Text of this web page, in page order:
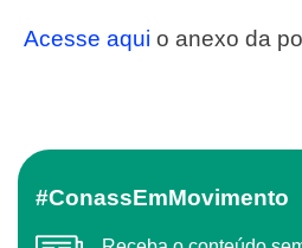
Acesse aqui o anexo da
#ConassEmMovimento